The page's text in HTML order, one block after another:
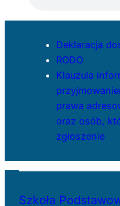
Deklaracja
RODO
Klauzula
prawa
oraz osób,
zgłoszenie
Szkoła